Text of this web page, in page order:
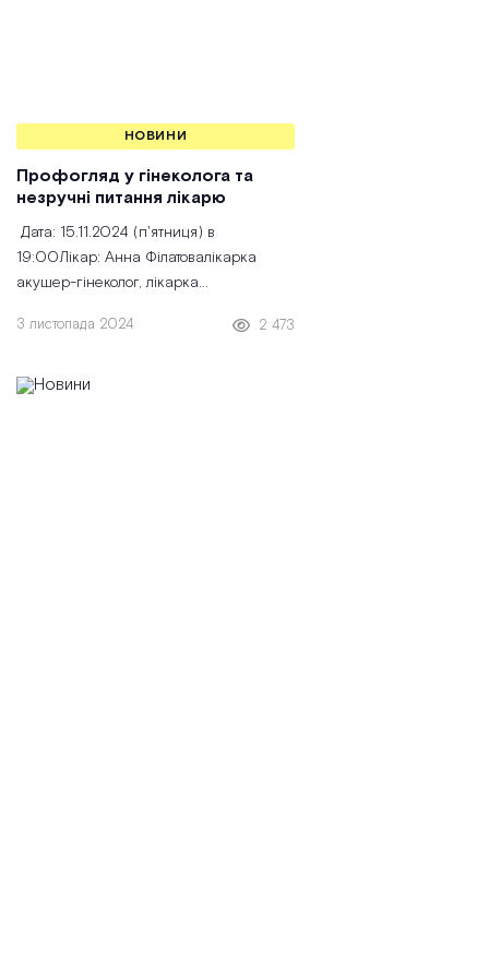
НОВИНИ
Профогляд у гінеколога та
незручні питання лікарю
Дата: 15.11.2024 (п'ятниця) в
19:00Лікар: Анна Філатовалікарка
акушер-гінеколог, лікарка
лікуванні захворювань жіночої
3 листопада 2024 2 473